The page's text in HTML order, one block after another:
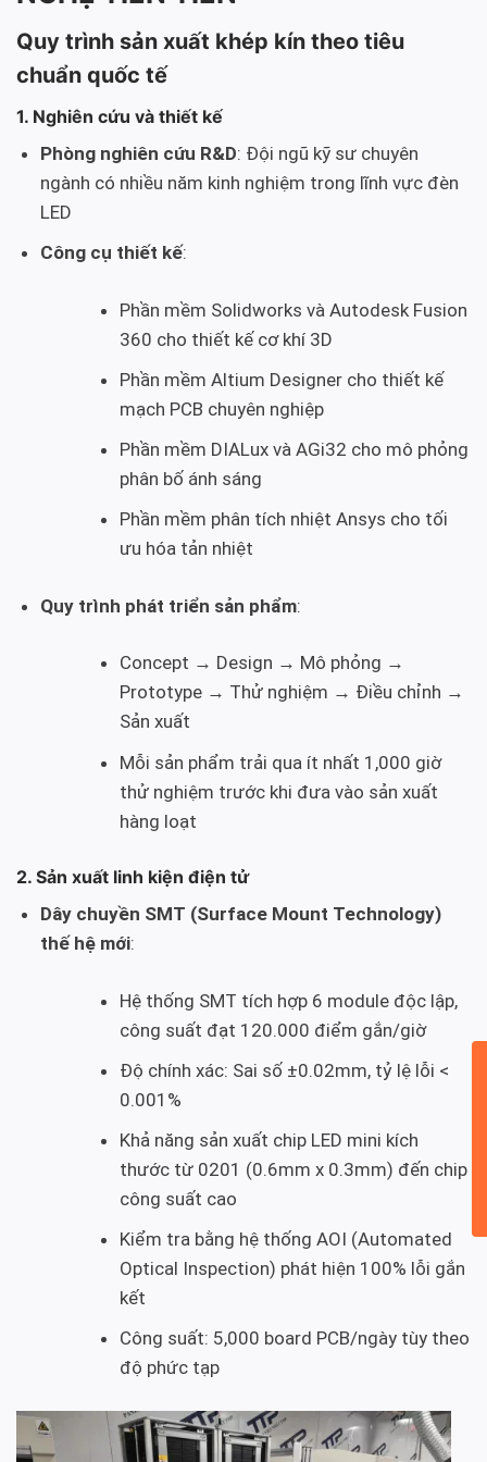
Quy trình sản xuất khép kín theo tiêu
chuẩn quốc tế
1. Nghiên cứu và thiết kế
Phòng nghiên cứu R&D: Đội ngũ kỹ sư chuyên
ngành có nhiều năm kinh nghiệm trong lĩnh vực đèn
LED
Công cụ thiết kế:
Phần mềm Solidworks và Autodesk Fusion
360 cho thiết kế cơ khí 3D
Phần mềm Altium Designer cho thiết kế
mạch PCB chuyên nghiệp
Phần mềm DIALux và AGi32 cho mô phỏng
phân bố ánh sáng
Phần mềm phân tích nhiệt Ansys cho tối
ưu hóa tản nhiệt
Quy trình phát triển sản phẩm:
Concept → Design → Mô phỏng →
Prototype → Thử nghiệm → Điều chỉnh →
Sản xuất
Mỗi sản phẩm trải qua ít nhất 1,000 giờ
thử nghiệm trước khi đưa vào sản xuất
hàng loạt
2. Sản xuất linh kiện điện tử
Dây chuyền SMT (Surface Mount Technology)
thế hệ mới:
Hệ thống SMT tích hợp 6 module độc lập,
công suất đạt 120.000 điểm gắn/giờ
Độ chính xác: Sai số ±0.02mm, tỷ lệ lỗi <
0.001%
Khả năng sản xuất chip LED mini kích
thước từ 0201 (0.6mm x 0.3mm) đến chip
công suất cao
Kiểm tra bằng hệ thống AOI (Automated
Optical Inspection) phát hiện 100% lỗi gắn
kết
Công suất: 5,000 board PCB/ngày tùy theo
độ phức tạp